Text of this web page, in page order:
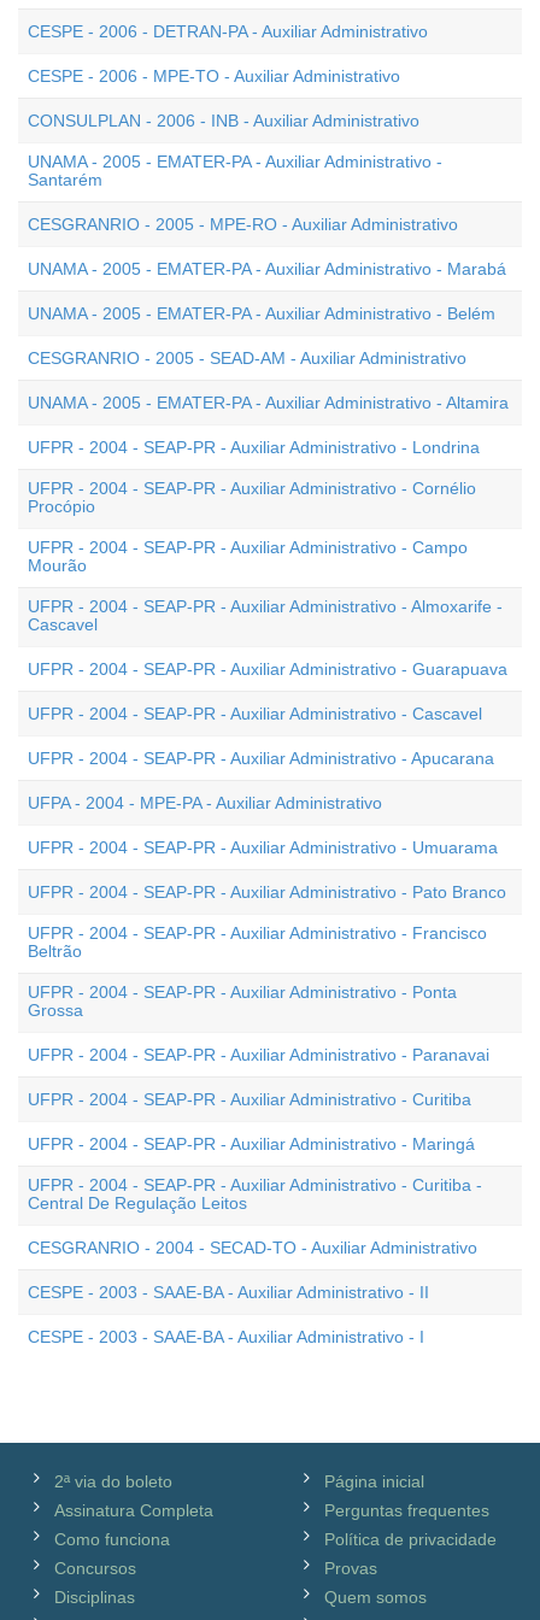
CESPE - 2006 - DETRAN-PA - Auxiliar Administrativo
CESPE - 2006 - MPE-TO - Auxiliar Administrativo
CONSULPLAN - 2006 - INB - Auxiliar Administrativo
UNAMA - 2005 - EMATER-PA - Auxiliar Administrativo -
Santarém
CESGRANRIO - 2005 - MPE-RO - Auxiliar Administrativo
UNAMA - 2005 - EMATER-PA - Auxiliar Administrativo - Marabá
UNAMA - 2005 - EMATER-PA - Auxiliar Administrativo - Belém
CESGRANRIO - 2005 - SEAD-AM - Auxiliar Administrativo
UNAMA - 2005 - EMATER-PA - Auxiliar Administrativo - Altamira
UFPR - 2004 - SEAP-PR - Auxiliar Administrativo - Londrina
UFPR - 2004 - SEAP-PR - Auxiliar Administrativo - Cornélio
Procópio
UFPR - 2004 - SEAP-PR - Auxiliar Administrativo - Campo
Mourão
UFPR - 2004 - SEAP-PR - Auxiliar Administrativo - Almoxarife -
Cascavel
UFPR - 2004 - SEAP-PR - Auxiliar Administrativo - Guarapuava
UFPR - 2004 - SEAP-PR - Auxiliar Administrativo - Cascavel
UFPR - 2004 - SEAP-PR - Auxiliar Administrativo - Apucarana
UFPA - 2004 - MPE-PA - Auxiliar Administrativo
UFPR - 2004 - SEAP-PR - Auxiliar Administrativo - Umuarama
UFPR - 2004 - SEAP-PR - Auxiliar Administrativo - Pato Branco
UFPR - 2004 - SEAP-PR - Auxiliar Administrativo - Francisco
Beltrão
UFPR - 2004 - SEAP-PR - Auxiliar Administrativo - Ponta
Grossa
UFPR - 2004 - SEAP-PR - Auxiliar Administrativo - Paranavai
UFPR - 2004 - SEAP-PR - Auxiliar Administrativo - Curitiba
UFPR - 2004 - SEAP-PR - Auxiliar Administrativo - Maringá
UFPR - 2004 - SEAP-PR - Auxiliar Administrativo - Curitiba -
Central De Regulação Leitos
CESGRANRIO - 2004 - SECAD-TO - Auxiliar Administrativo
CESPE - 2003 - SAAE-BA - Auxiliar Administrativo - II
CESPE - 2003 - SAAE-BA - Auxiliar Administrativo - I
2ª via do boleto
Assinatura Completa
Como funciona
Concursos
Disciplinas
Página inicial
Perguntas frequentes
Política de privacidade
Provas
Quem somos